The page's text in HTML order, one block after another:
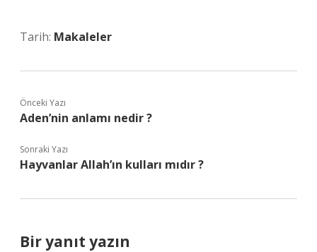
Tarih: Makaleler
Önceki Yazı
Aden’nin anlamı nedir ?
Sonraki Yazı
Hayvanlar Allah’ın kulları mıdır ?
Bir yanıt yazın